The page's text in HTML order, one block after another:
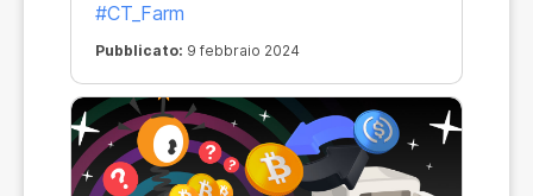
che esiste un riferimento stabile che
rimane insieme a noi in ogni situazione:
Bitcoin.
#CT_Farm
Pubblicato: 9 febbraio 2024